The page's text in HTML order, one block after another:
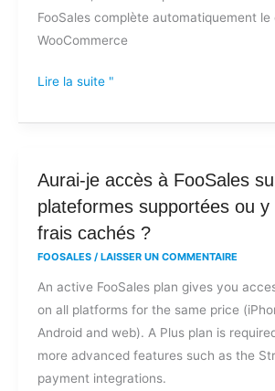
FooSales complète automatiquement le
WooCommerce
Lire la suite "
Aurai-je accès à FooSales
plateformes supportées ou y
frais cachés ?
FOOSALES / LAISSER UN COMMENTAIRE
An active FooSales plan gives you
on all platforms for the same price
Android and web). A Plus plan is
more advanced features such as the
payment integrations.
Aurai-
je
accès
sur
toutes
les
plateformes
supportées